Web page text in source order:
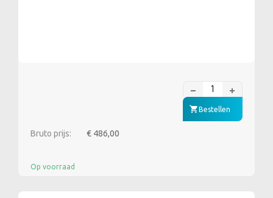
Bestellen
Bruto prijs: € 486,00
Op voorraad